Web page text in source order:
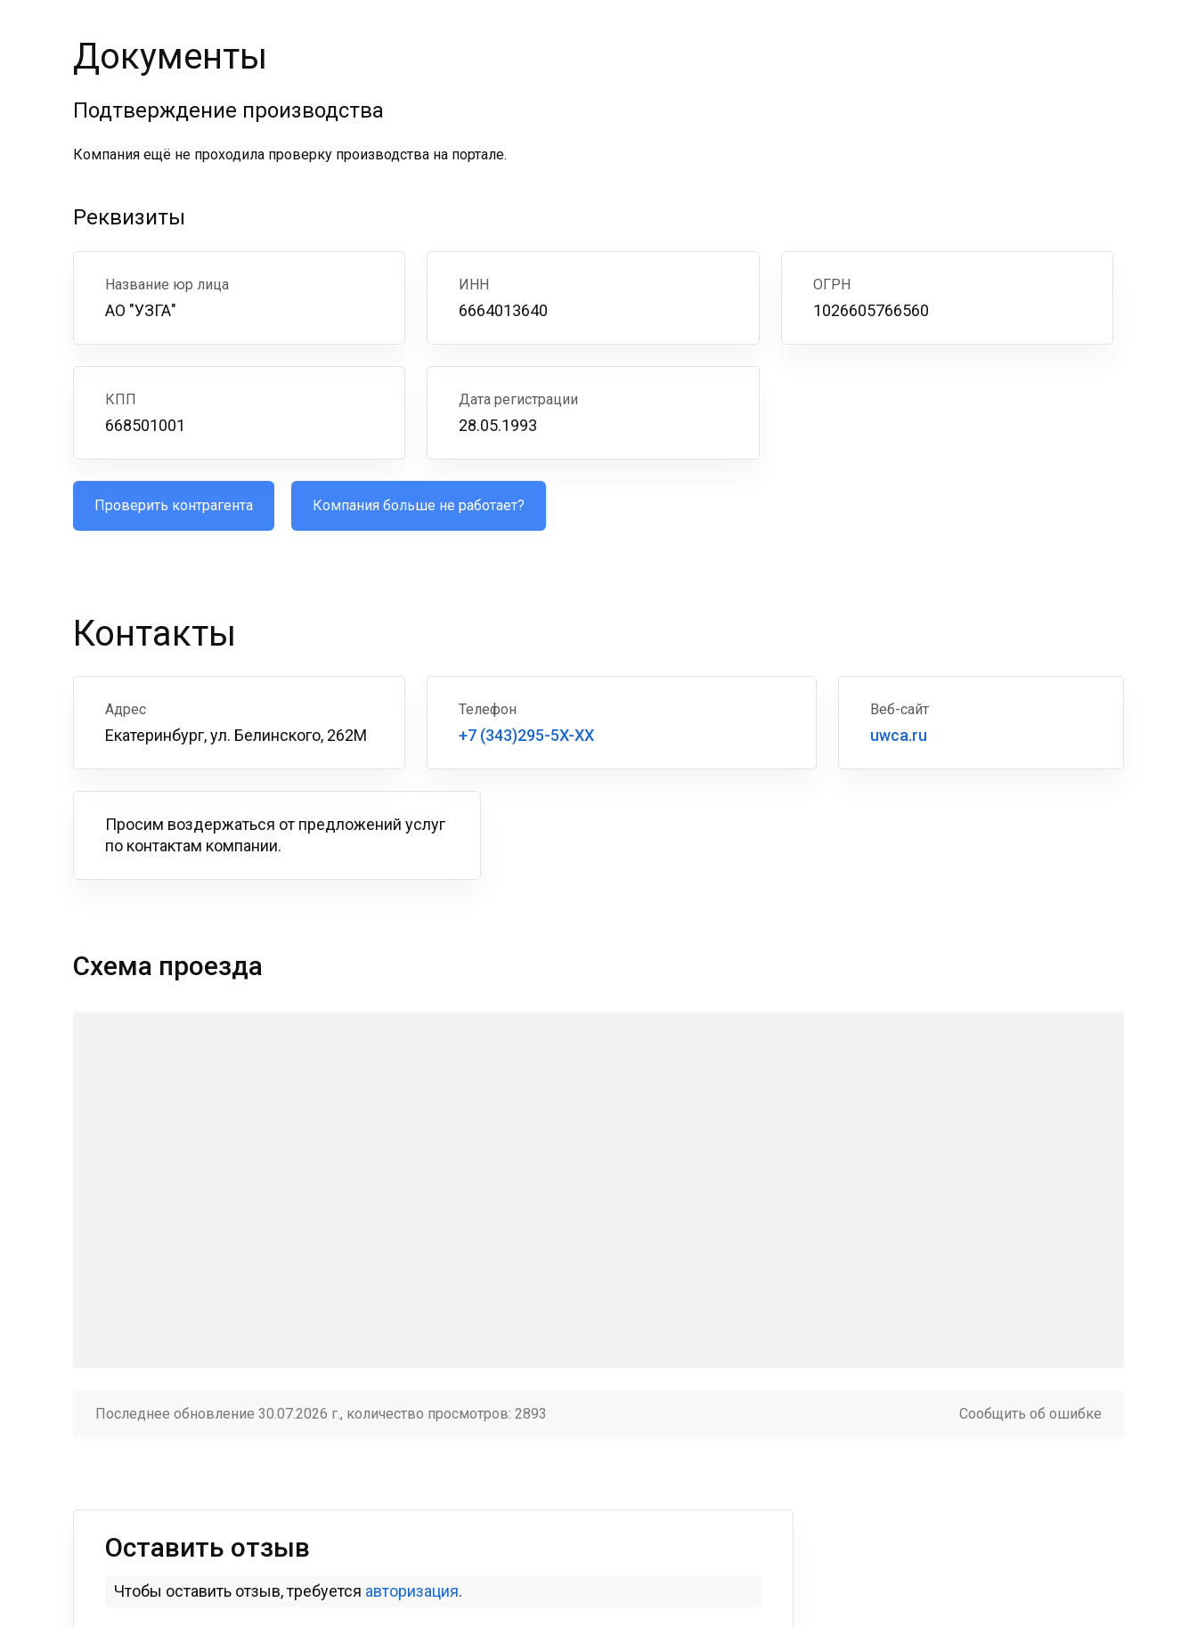
Документы
Подтверждение производства
Компания ещё не проходила проверку производства на портале.
Реквизиты
Название юр лица
АО "УЗГА"
ИНН
6664013640
ОГРН
1026605766560
КПП
668501001
Дата регистрации
28.05.1993
Проверить контрагента Компания больше не работает?
Контакты
Адрес
Екатеринбург, ул. Белинского, 262М
Телефон
+7 (343)295-5X-XX
Веб-сайт
uwca.ru
Просим воздержаться от предложений услуг
по контактам компании.
Схема проезда
Последнее обновление 30.07.2026 г., количество просмотров: 2893 Сообщить об ошибке
Оставить отзыв
Чтобы оставить отзыв, требуется авторизация.